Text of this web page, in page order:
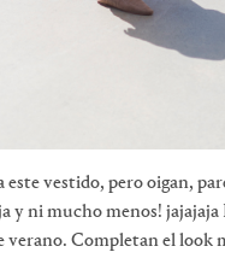
este vestido, pero oigan,
y ni mucho menos!
verano. Completan el look